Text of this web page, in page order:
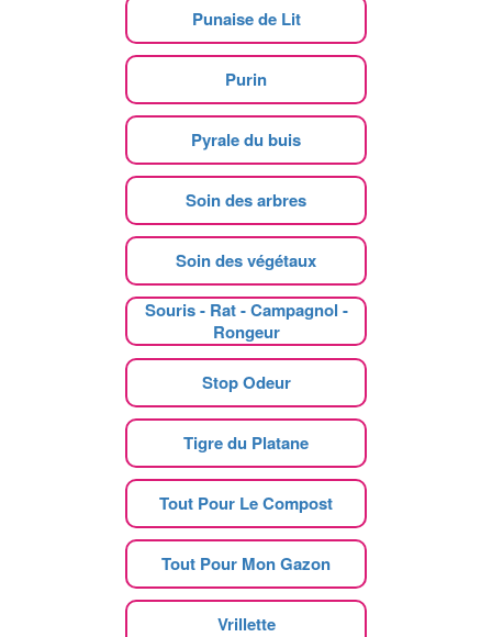
Punaise de Lit
Purin
Pyrale du buis
Soin des arbres
Soin des végétaux
Souris - Rat - Campagnol -
Rongeur
Stop Odeur
Tigre du Platane
Tout Pour Le Compost
Tout Pour Mon Gazon
Vrillette